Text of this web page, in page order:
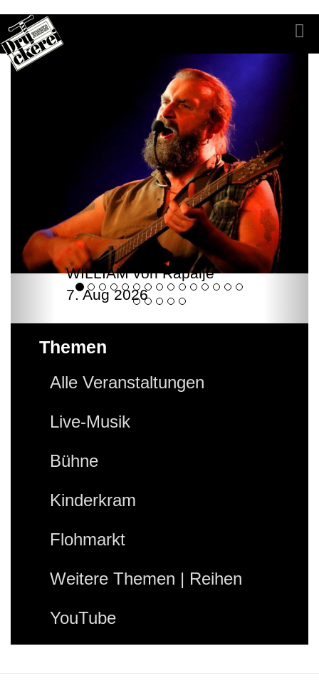
WILLIAM von Rapalje
7. Aug 2026
Themen
Alle Veranstaltungen
Live-Musik
Bühne
Kinderkram
Flohmarkt
Weitere Themen | Reihen
YouTube